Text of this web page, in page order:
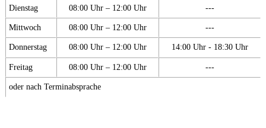
Dienstag 08:00 Uhr – 12:00 Uhr ---
Mittwoch 08:00 Uhr – 12:00 Uhr ---
Donnerstag 08:00 Uhr – 12:00 Uhr 14:00 Uhr - 18:30 Uhr
Freitag 08:00 Uhr – 12:00 Uhr ---
oder nach Terminabsprache